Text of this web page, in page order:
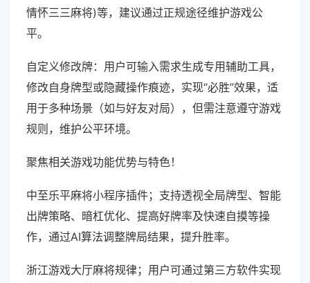
情怀三三麻将)等，建议通过正规途径维护游戏公
平。
自定义修改牌：用户可输入需求生成专用辅助工具，
修改自身牌型或隐藏操作痕迹，实现“必胜”效果，适
用于多种场景（如与好友对局），但需注意遵守游戏
规则，维护公平环境。
聚焦相关游戏功能优势与特色！
中至乐平麻将小程序插件；支持透视全局牌型、智能
出牌策略、暗杠优化、提高好牌率及快速自摸等操
作，通过AI算法调整牌局结果，提升胜率。
浙江游戏大厅麻将规律；用户可通过第三方软件实现